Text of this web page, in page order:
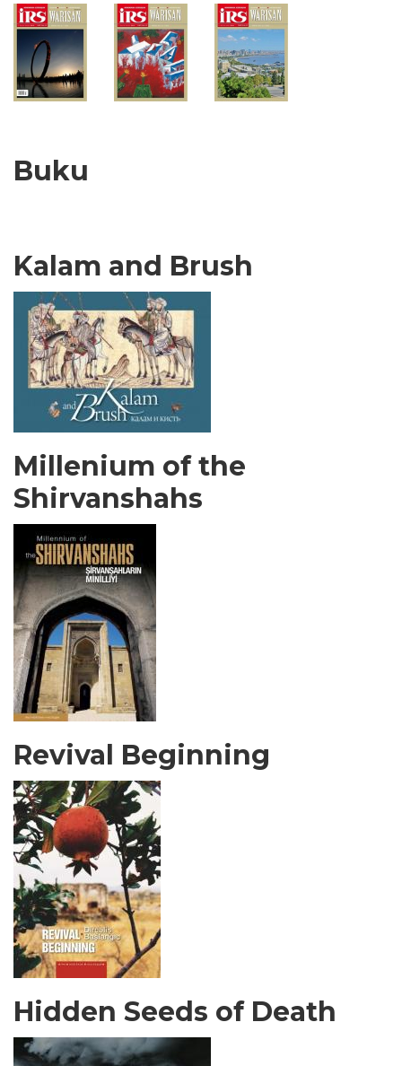
Buku
Kalam and Brush
Millenium of the
Shirvanshahs
Revival Beginning
Hidden Seeds of Death